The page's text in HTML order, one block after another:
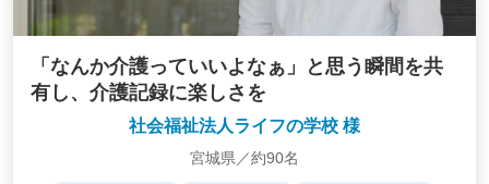
「なんか介護っていいよなぁ」と思う瞬間を共
有し、介護記録に楽しさを
社会福祉法人ライフの学校 様
宮城県／約90名